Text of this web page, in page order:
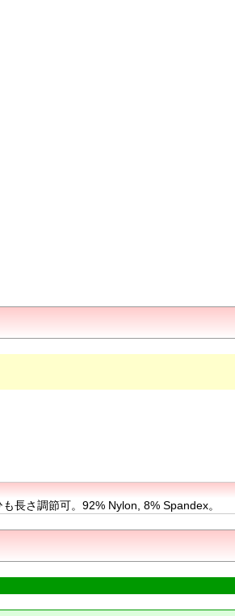
長さ調節可。92% Nylon, 8% Spandex。